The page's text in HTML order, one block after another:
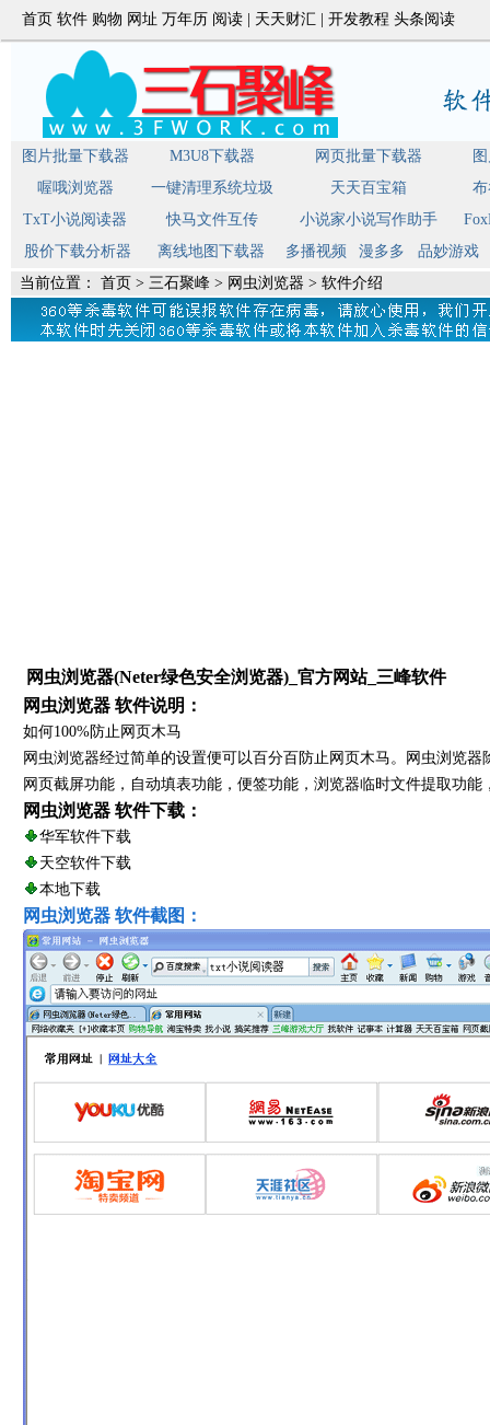
首页 软件 购物 网址 万年历 阅读 天天财汇 开发教程 头条阅读
图片批量下载器 M3U8下载器 网页批量下载器
喔哦浏览器
一键清理系统垃圾 天天百宝箱
TxT小说阅读器
快马文件互传 小说家小说写作助手
股价下载分析器
离线地图下载器 多播视频 漫多多
品妙游戏
当前位置： 首页 > 三石聚峰 > 网虫浏览器 > 软件介绍
网虫浏览器(Neter绿色安全浏览器)_官方网站_三峰软件
网虫浏览器 软件说明：
如何100%防止网页木马
网虫浏览器经过简单的设置便可以百分百防止网页木马。网虫浏览
网页截屏功能，自动填表功能，便签功能，浏览器临时文件提取功
网虫浏览器 软件下载：
华军软件下载
天空软件下载
本地下载
网虫浏览器 软件截图：